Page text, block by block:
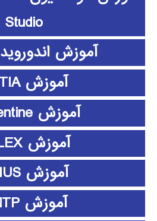
Studio
آموزش اندوروید android
آموزش CATIA
آموزش clementine
آموزش CPLEX
آموزش EDIUS
آموزش EMTP